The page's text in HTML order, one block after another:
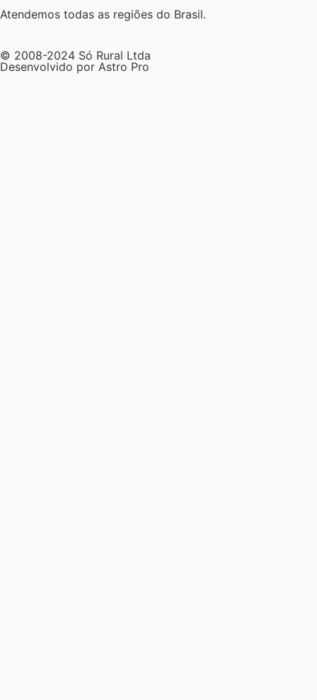
Atendemos todas as regiões do Brasil.
© 2008-2024 Só Rural Ltda
Desenvolvido por Astro Pro